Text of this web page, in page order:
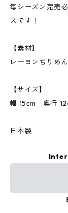
毎シーズン完売
スです！
【素材】
レーヨンちりめ
【サイズ】
幅 15cm 奥行
日本製